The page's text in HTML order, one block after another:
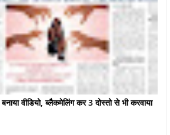
वीडियो, ब्लैकमेलिंग कर 3 दोस्तो से भी करवाया